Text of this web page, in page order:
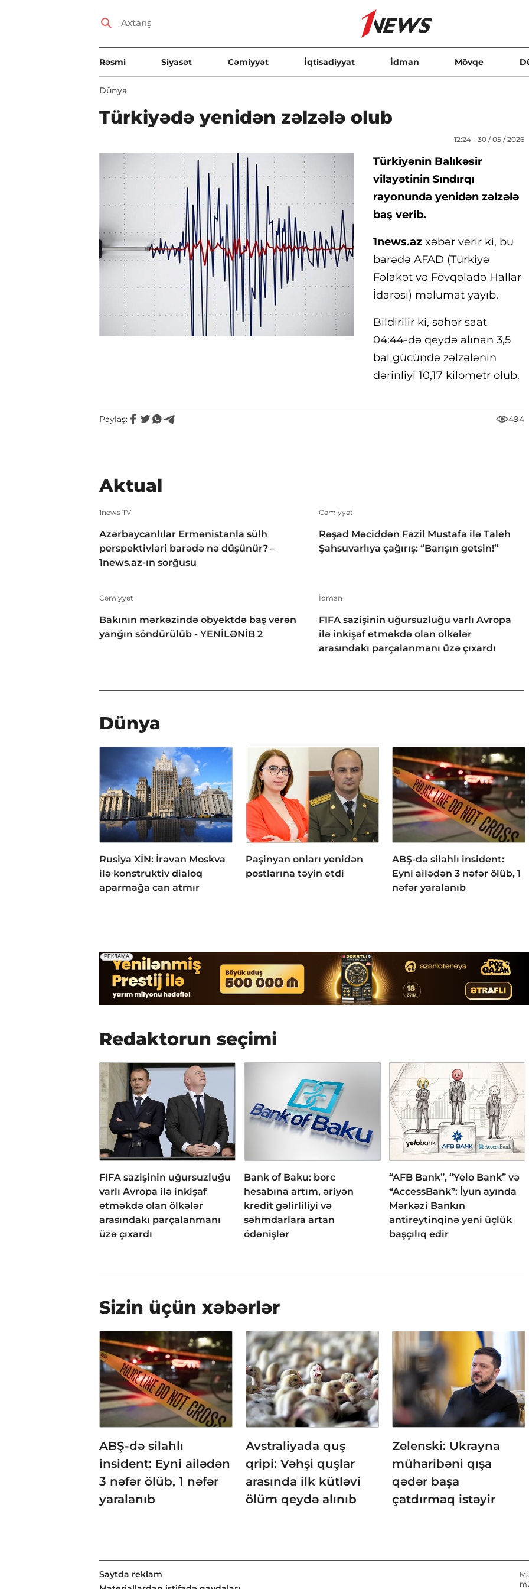
Rəsmi Siyasət Cəmiyyət İqtisadiyyat İdman Mövqe
Dünya
Türkiyədə yenidən zəlzələ olub
12:24 - 30 / 05 / 2026
Türkiyənin Balıkəsir
vilayətinin Sındırqı
rayonunda yenidən zəlzələ
baş verib.
1news.az xəbər verir ki, bu
barədə AFAD (Türkiyə
Fəlakət və Fövqəladə Hallar
İdarəsi) məlumat yayıb.
Bildirilir ki, səhər saat
04:44-də qeydə alınan 3,5
bal gücündə zəlzələnin
dərinliyi 10,17 kilometr olub.
Paylaş: 494
Aktual
1news TV
Azərbaycanlılar Ermənistanla sülh
perspektivləri barədə nə düşünür? –
1news.az-ın sorğusu
Cəmiyyət
Rəşad Məciddən Fazil Mustafa ilə Taleh
Şahsuvarlıya çağırış: “Barışın getsin!”
Cəmiyyət
Bakının mərkəzində obyektdə baş verən
yanğın söndürülüb - YENİLƏNİB 2
İdman
FIFA sazişinin uğursuzluğu varlı Avropa
ilə inkişaf etməkdə olan ölkələr
arasındakı parçalanmanı üzə çıxardı
Dünya
Rusiya XİN: İrəvan Moskva
ilə konstruktiv dialoq
aparmağa can atmır
Paşinyan onları yenidən
postlarına təyin etdi
ABŞ-də silahlı insident:
Eyni ailədən 3 nəfər ölüb, 1
nəfər yaralanıb
Redaktorun seçimi
FIFA sazişinin uğursuzluğu
varlı Avropa ilə inkişaf
etməkdə olan ölkələr
arasındakı parçalanmanı
üzə çıxardı
Bank of Baku: borc
hesabına artım, əriyən
kredit gəlirliliyi və
səhmdarlara artan
ödənişlər
“AFB Bank”, “Yelo Bank” və
“AccessBank”: İyun ayında
Mərkəzi Bankın
antireytinqinə yeni üçlük
başçılıq edir
Sizin üçün xəbərlər
ABŞ-də silahlı
insident: Eyni ailədən
3 nəfər ölüb, 1 nəfər
yaralanıb
Avstraliyada quş
qripi: Vəhşi quşlar
arasında ilk kütləvi
ölüm qeydə alınıb
Zelenski: Ukrayna
müharibəni qışa
qədər başa
çatdırmaq istəyir
Saytda reklam